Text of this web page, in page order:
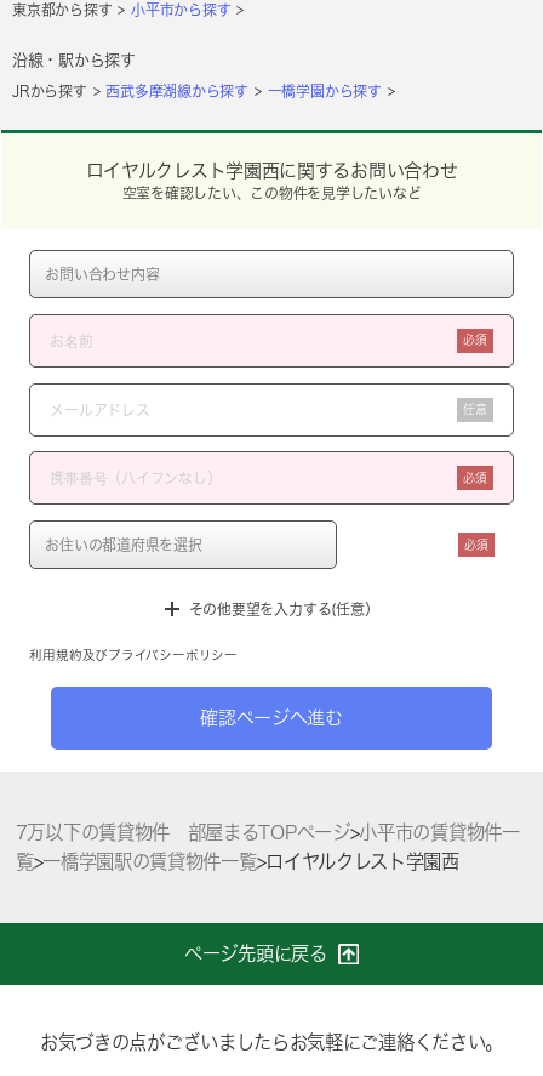
東京都から探す 小平市から探す
沿線・駅から探す
JRから探す 西武多摩湖線から探す 一橋学園から探す
ロイヤルクレスト学園西に関するお問い合わせ
空室を確認したい、この物件を見学したいなど
必須
任意
必須
必須
その他要望を入力する(任意）
利用規約 及び プライバシーポリシー
確認ページへ進む
7万以下の賃貸物件 部屋まるTOPページ>小平市の賃貸物件一
覧>一橋学園駅の賃貸物件一覧>ロイヤルクレスト学園西
ページ先頭に戻る
お気づきの点がございましたらお気軽にご連絡ください。